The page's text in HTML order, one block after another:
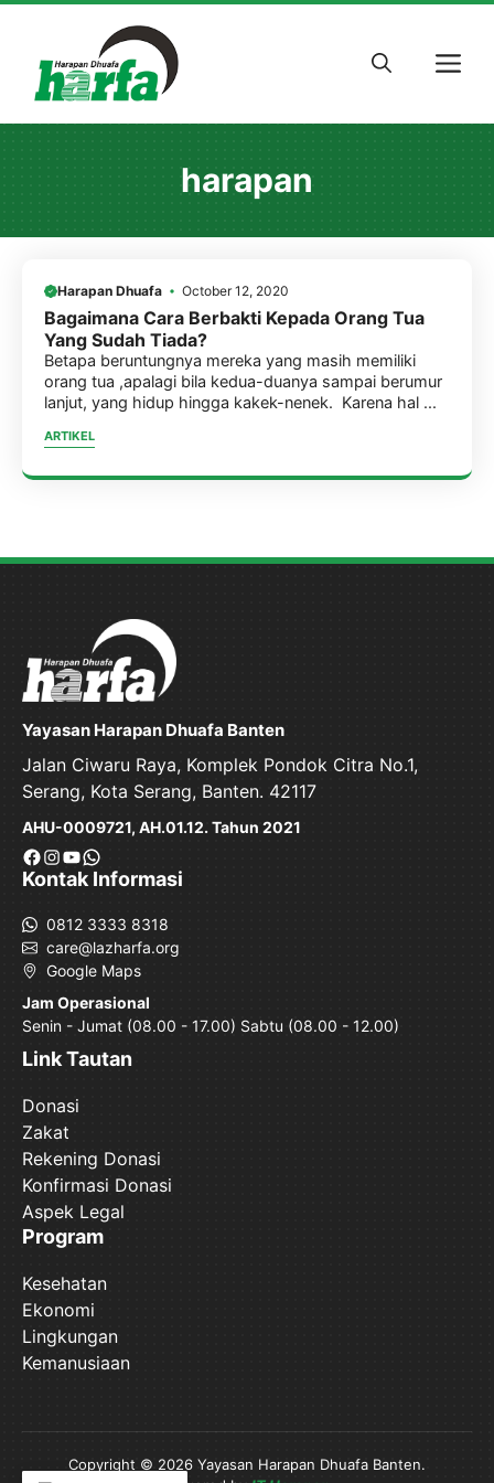
content
harapan
Harapan Dhuafa October 12, 2020
Bagaimana Cara Berbakti Kepada Orang Tua
Yang Sudah Tiada?
Betapa beruntungnya mereka yang masih memiliki
orang tua ,apalagi bila kedua-duanya sampai berumur
lanjut, yang hidup hingga kakek-nenek. Karena hal ...
ARTIKEL
Yayasan Harapan Dhuafa Banten
Jalan Ciwaru Raya, Komplek Pondok Citra No.1,
Serang, Kota Serang, Banten. 42117
AHU-0009721, AH.01.12. Tahun 2021
Facebook
Instagram
YouTube
WhatsApp
Kontak Informasi
0812 3333 8318
care@lazharfa.org
Google Maps
Jam Operasional
Senin - Jumat (08.00 - 17.00) Sabtu (08.00 - 12.00)
Link Tautan
Donasi
Zakat
Rekening Donasi
Konfirmasi Donasi
Aspek Legal
Program
Kesehatan
Ekonomi
Lingkungan
Kemanusiaan
Copyright © 2026 Yayasan Harapan Dhuafa Banten.